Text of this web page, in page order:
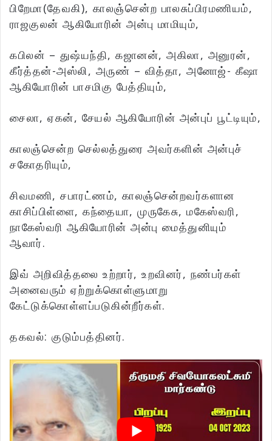
பிறேமா(தேவகி), காலஞ்சென்ற பாலசுப்பிரமணியம்,
ராஜகுலன் ஆகியோரின் அன்பு மாமியும்,
கபிலன் – துஷ்யந்தி, கஜானன், அகிலா, அனுரன்,
கீர்த்தன்-அஸ்லி, அருண் – வித்தா, அனோஜ்- கீஷா
ஆகியோரின் பாசமிகு பேத்தியும்,
சைலா, ஏகன், சேயல் ஆகியோரின் அன்புப் பூட்டியும்,
காலஞ்சென்ற செல்லத்துரை அவர்களின் அன்புச்
சகோதரியும்,
சிவமணி, சபாரட்ணம், காலஞ்சென்றவர்களான
காசிப்பிள்ளை, கந்தையா, முருகேசு, மகேஸ்வரி,
நாகேஸ்வரி ஆகியோரின் அன்பு மைத்துனியும்
ஆவார்.
இவ் அறிவித்தலை உற்றார், உறவினர், நண்பர்கள்
அனைவரும் ஏற்றுக்கொள்ளுமாறு
கேட்டுக்கொள்ளப்படுகின்றீர்கள்.
தகவல்: குடும்பத்தினர்.